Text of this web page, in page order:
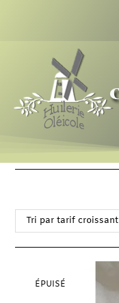
Tri par tarif croissant
ÉPUISÉ